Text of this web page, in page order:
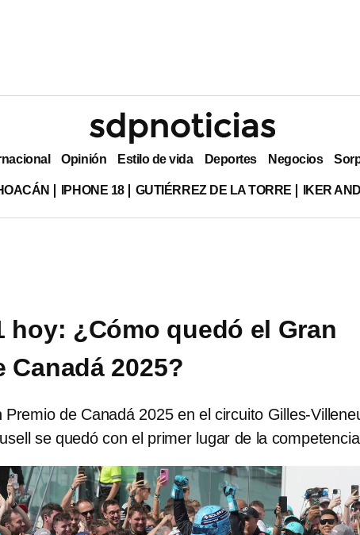
Opinión Estilo de vida Deportes Negocios
IPHONE 18 GUTIÉRREZ DE LA TORRE IKER
hoy: ¿Cómo quedó el Gran
Canadá 2025?
Premio de Canadá 2025 en el circuito Gilles-
se quedó con el primer lugar de la